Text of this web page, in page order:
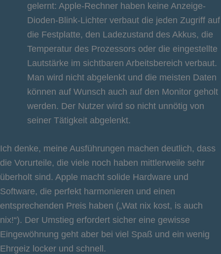
gelernt: Apple-Rechner haben keine Anzeige-
Dioden-Blink-Lichter verbaut die jeden Zugriff auf
die Festplatte, den Ladezustand des Akkus, die
Temperatur des Prozessors oder die eingestellte
Lautstärke im sichtbaren Arbeitsbereich verbaut.
Man wird nicht abgelenkt und die meisten Daten
können auf Wunsch auch auf den Monitor geholt
werden. Der Nutzer wird so nicht unnötig von
seiner Tätigkeit abgelenkt.
Ich denke, meine Ausführungen machen deutlich, dass
die Vorurteile, die viele noch haben mittlerweile sehr
überholt sind. Apple macht solide Hardware und
Software, die perfekt harmonieren und einen
entsprechenden Preis haben („Wat nix kost, is auch
nix!“). Der Umstieg erfordert sicher eine gewisse
Eingewöhnung geht aber bei viel Spaß und ein wenig
Ehrgeiz locker und schnell.